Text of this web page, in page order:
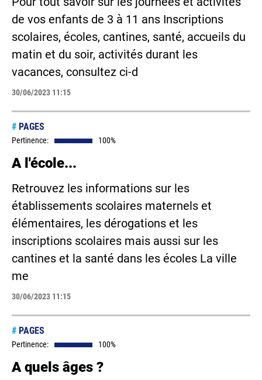
de vos enfants de 3 à 11 ans Inscriptions
scolaires, écoles, cantines, santé, accueils du
matin et du soir, activités durant les
vacances, consultez ci-d
30/06/2023 11:15
# PAGES
Pertinence: 100%
A l'école...
Retrouvez les informations sur les
établissements scolaires maternels et
élémentaires, les dérogations et les
inscriptions scolaires mais aussi sur les
cantines et la santé dans les écoles La ville
me
30/06/2023 11:15
# PAGES
Pertinence: 100%
A quels âges ?